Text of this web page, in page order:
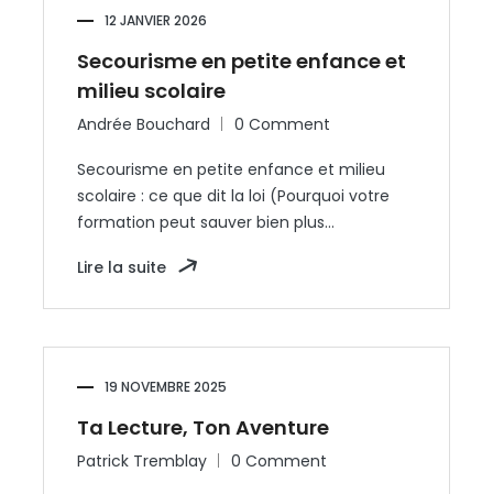
12 JANVIER 2026
Secourisme en petite enfance et
milieu scolaire
Andrée Bouchard 0 Comment
Secourisme en petite enfance et milieu
scolaire : ce que dit la loi (Pourquoi votre
formation peut sauver bien plus…
Lire la suite
19 NOVEMBRE 2025
Ta Lecture, Ton Aventure
Patrick Tremblay 0 Comment